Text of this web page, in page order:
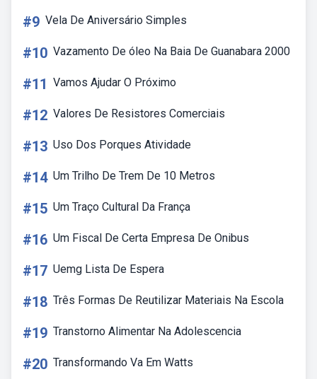
#9 Vela De Aniversário Simples
#10 Vazamento De óleo Na Baia De Guanabara 2000
#11 Vamos Ajudar O Próximo
#12 Valores De Resistores Comerciais
#13 Uso Dos Porques Atividade
#14 Um Trilho De Trem De 10 Metros
#15 Um Traço Cultural Da França
#16 Um Fiscal De Certa Empresa De Onibus
#17 Uemg Lista De Espera
#18 Três Formas De Reutilizar Materiais Na Escola
#19 Transtorno Alimentar Na Adolescencia
#20 Transformando Va Em Watts